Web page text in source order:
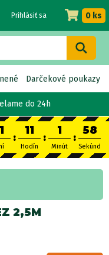
do 24h
Prihlásiť sa 0 ks
Darčekové poukazy
:
11
Hodín
:
1
Minút
:
58
Sekúnd
2,5M